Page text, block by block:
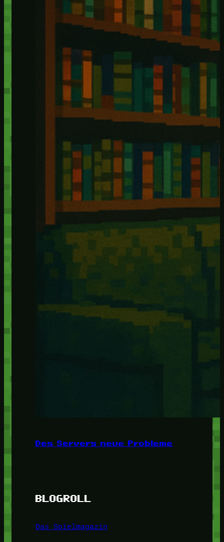
Des Servers neue Probleme
BLOGROLL
Das Spielmagazin